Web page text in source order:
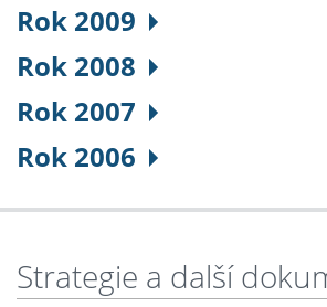
Rok 2009
Rok 2008
Rok 2007
Rok 2006
Strategie a další